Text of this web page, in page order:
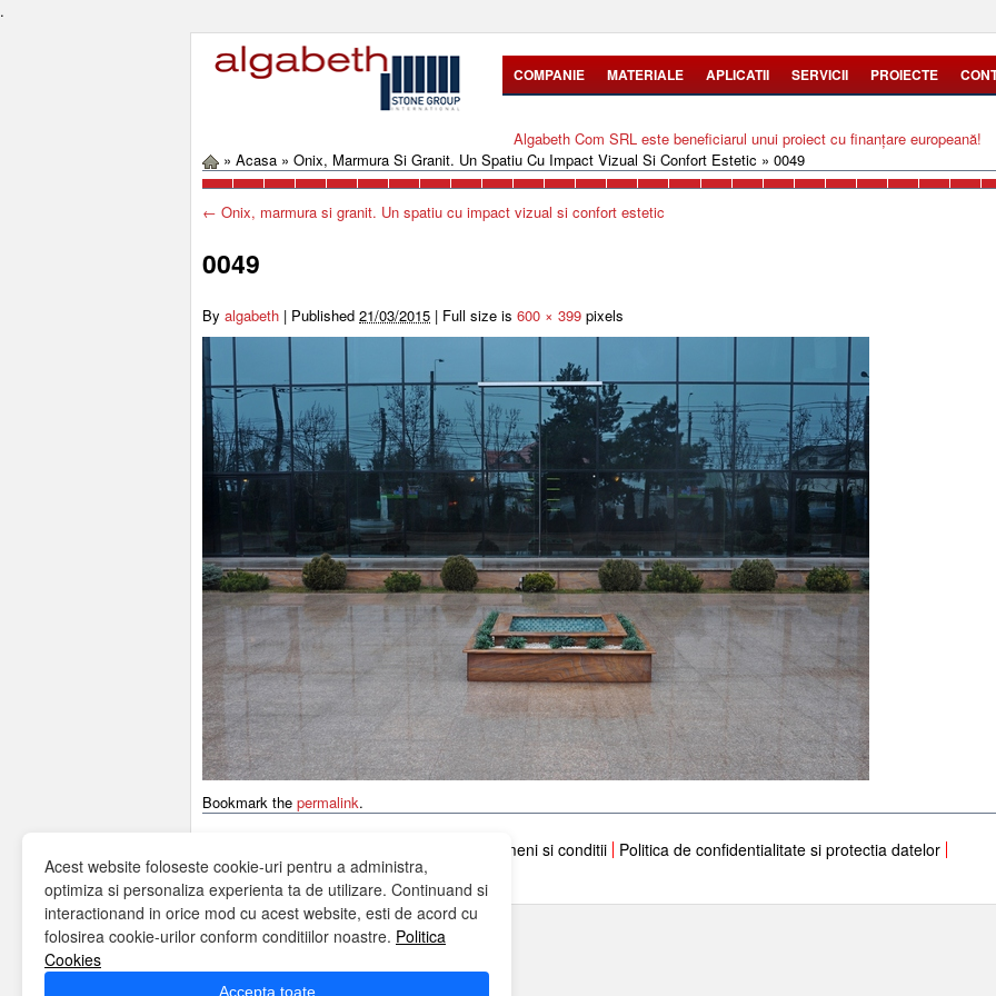
.
Acest website foloseste cookie-uri pentru a administra,
optimiza si personaliza experienta ta de utilizare. Continuand si
interactionand in orice mod cu acest website, esti de acord cu
folosirea cookie-urilor conform conditiilor noastre. Politica
Cookies
Accepta toate
COMPANIE MATERIALE APLICATII SERVICII PROIECTE
Algabeth Com SRL este beneficiarul unui proiect cu finanțare europeană!
» Acasa » Onix, Marmura Si Granit. Un Spatiu Cu Impact Vizual Si Confort Estetic » 0049
← Onix, marmura si granit. Un spatiu cu impact vizual si confort estetic
0049
By algabeth | Published 21/03/2015 | Full size is 600 × 399 pixels
Bookmark the permalink.
Termeni si conditii Politica de confidentialitate si protectia datelor
Politica cookies Contact
Copyright © Algabeth 2026